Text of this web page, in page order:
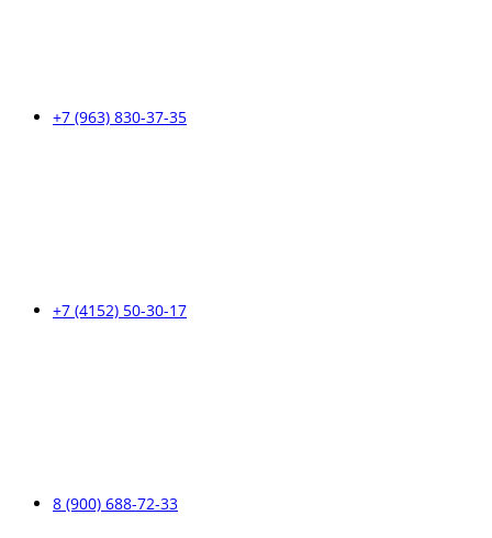
+7 (963) 830-37-35
+7 (4152) 50-30-17
8 (900) 688-72-33